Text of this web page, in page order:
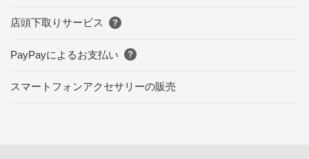
店頭下取りサービス
PayPayによるお支払い
スマートフォンアクセサリーの販売